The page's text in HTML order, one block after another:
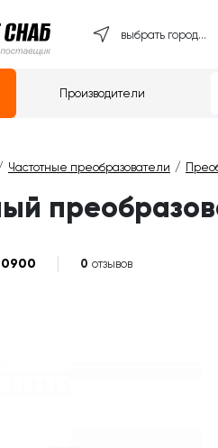
выбрать город...
Производители
Частотные преобразователи